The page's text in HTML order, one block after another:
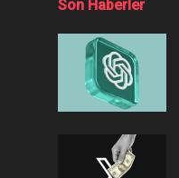
Son Haberler